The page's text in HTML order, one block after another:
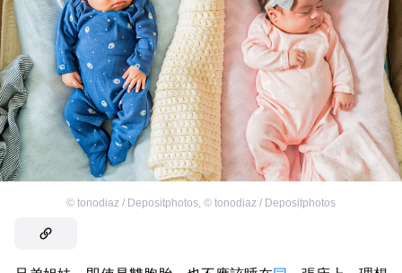
© tonodiaz / Depositphotos © tonodiaz / Depositphotos